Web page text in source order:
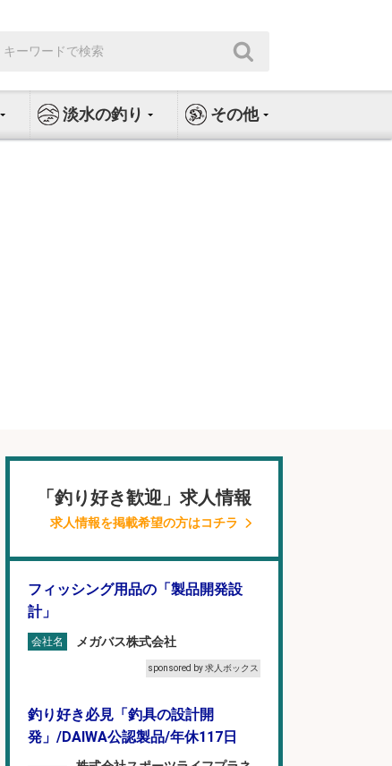
索:
淡水の釣り その他
「釣り好き歓迎」求人情報
求人情報を掲載希望の方はコチラ
フィッシング用品の「製品開発設
計」
会社名 メガバス株式会社
sponsored by 求人ボックス
釣り好き必見「釣具の設計開
発」/DAIWA公認製品/年休117日